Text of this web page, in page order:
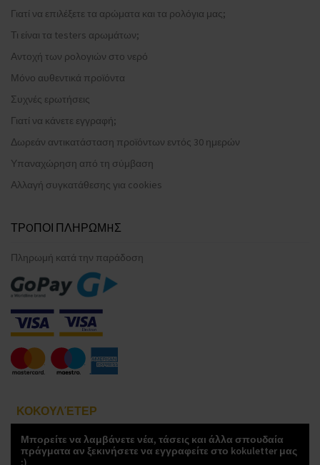
Γιατί να επιλέξετε τα αρώματα και τα ρολόγια μας;
Τι είναι τα testers αρωμάτων;
Αντοχή των ρολογιών στο νερό
Μόνο αυθεντικά προϊόντα
Συχνές ερωτήσεις
Γιατί να κάνετε εγγραφή;
Δωρεάν αντικατάσταση προϊόντων εντός 30 ημερών
Υπαναχώρηση από τη σύμβαση
Αλλαγή συγκατάθεσης για cookies
ΤΡOΠΟΙ ΠΛΗΡΩΜHΣ
Πληρωμή κατά την παράδοση
ΚΟΚΟΥΛΈΤΕΡ
Μπορείτε να λαμβάνετε νέα, τάσεις και άλλα σπουδαία
πράγματα αν ξεκινήσετε να εγγραφείτε στο kokuletter μας
:)